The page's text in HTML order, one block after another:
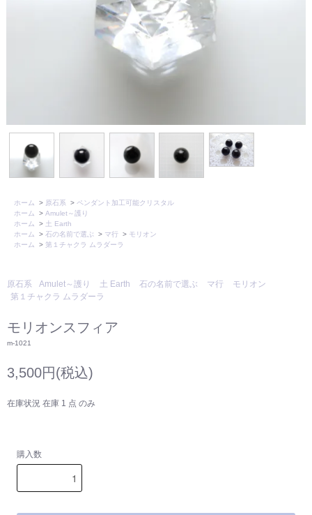
ホーム > 原石系 > ペンダント加工可能クリスタル
ホーム
> Amulet～護り
ホーム
> 土 Earth
ホーム
> 石の名前で選ぶ > マ行 > モリオン
ホーム
> 第１チャクラ ムラダーラ
原石系 Amulet～護り 土 Earth 石の名前で選ぶ マ行
モリオン
第１チャクラ ムラダーラ
モリオンスフィア
m-1021
3,500円(税込)
在庫状況 在庫 1 点 のみ
購入数